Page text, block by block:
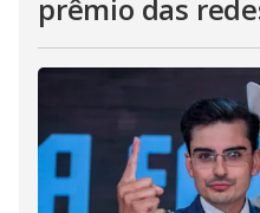
prêmio das